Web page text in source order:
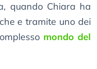
quando Chiara ha
e tramite uno dei
mondo del